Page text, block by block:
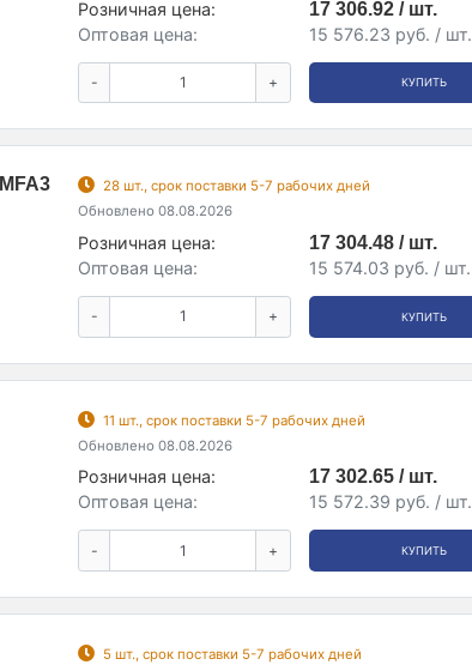
Розничная цена:
17 306.92 / шт.
Оптовая цена:
15 576.23 руб. / шт.
- + КУПИТЬ
28 шт., срок поставки 5-7 рабочих дней
Обновлено 08.08.2026
Розничная цена:
17 304.48 / шт.
Оптовая цена:
15 574.03 руб. / шт.
- + КУПИТЬ
11 шт., срок поставки 5-7 рабочих дней
Обновлено 08.08.2026
Розничная цена:
17 302.65 / шт.
Оптовая цена:
15 572.39 руб. / шт.
- + КУПИТЬ
5 шт., срок поставки 5-7 рабочих дней